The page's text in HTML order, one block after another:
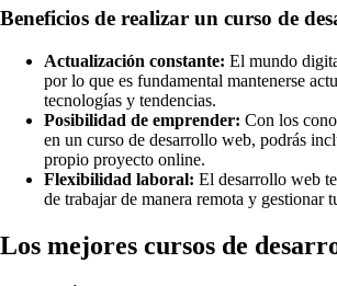
Beneficios de realizar un curso de
Actualización constante: El mundo
por lo que es fundamental mantenerse
tecnologías y tendencias.
Posibilidad de emprender: Con los
en un curso de desarrollo web, podrás
propio proyecto online.
Flexibilidad laboral: El desarrollo web
de trabajar de manera remota y gestionar
Los mejores cursos de